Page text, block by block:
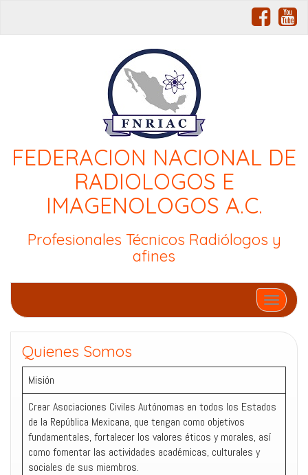
FEDERACION NACIONAL DE
RADIOLOGOS E
IMAGENOLOGOS A.C.
Profesionales Técnicos Radiólogos y
afines
Cambiar
Quienes Somos
Misión
Crear Asociaciones Civiles Autónomas en todos los Estados
de la República Mexicana, que tengan como objetivos
fundamentales, fortalecer los valores éticos y morales, así
como fomentar las actividades académicas, culturales y
sociales de sus miembros.